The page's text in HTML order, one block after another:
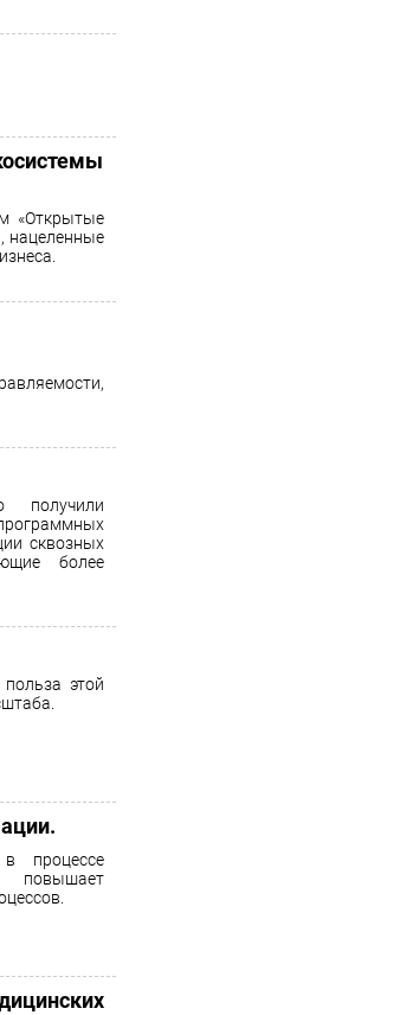
«Открытые
нацеленные
получили
сквозных
более
этой
в процессе
повышает